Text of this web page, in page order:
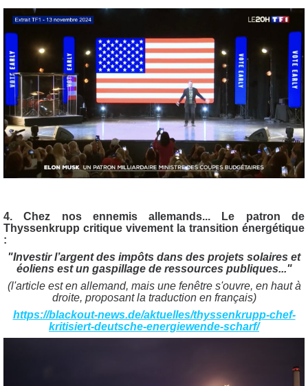
4. Chez nos ennemis allemands...
Le patron de
Thyssenkrupp critique vivement la transition énergétique
:
"Investir l’argent des impôts dans des projets solaires et
éoliens est un gaspillage de ressources publiques..."
(l'article est en allemand, mais une fenêtre s'ouvre, en haut à
droite, proposant la traduction en français)
https://blackout-news.de/aktuelles/thyssenkrupp-chef-
kritisiert-deutsche-energiewende-scharf/